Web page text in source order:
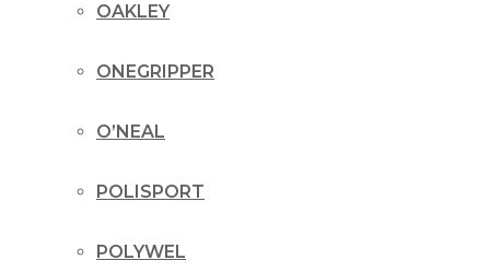
OAKLEY
ONEGRIPPER
O’NEAL
POLISPORT
POLYWEL